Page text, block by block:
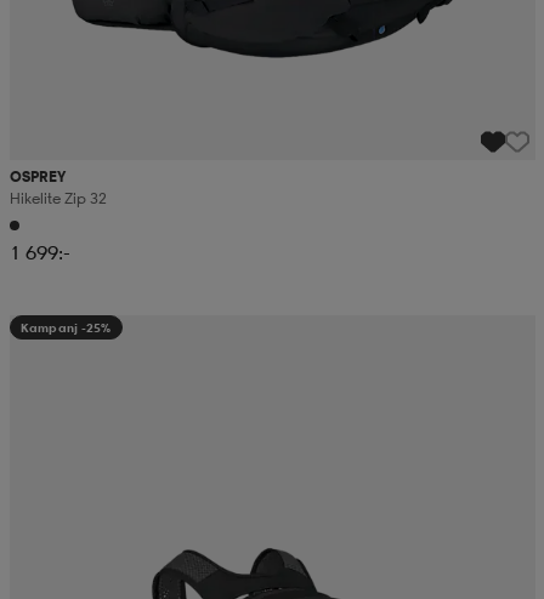
OSPREY
Hikelite Zip 32
1 699:-
Kampanj -25%